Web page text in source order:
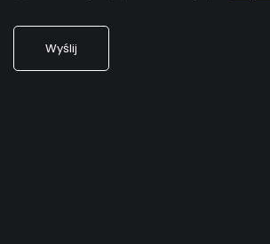
Wyślij